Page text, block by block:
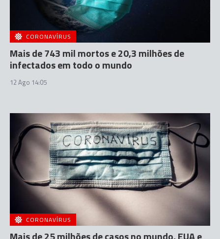
CORONAVÍRUS
Mais de 743 mil mortos e 20,3 milhões de
infectados em todo o mundo
12 Ago 14:05
CORONAVÍRUS